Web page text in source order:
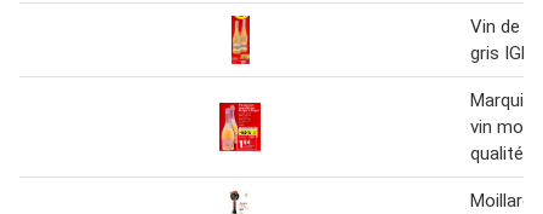
Vin de
gris IGP*
Marquis
vin
qualité
Moillard